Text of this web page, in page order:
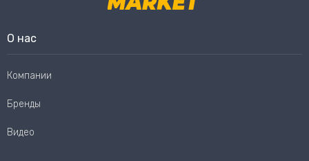
О нас
Компании
Бренды
Видео